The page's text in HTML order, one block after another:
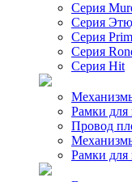
Серия
Серия
Серия
Серия
Серия Hit
Рамки для
Провод
Рамки для